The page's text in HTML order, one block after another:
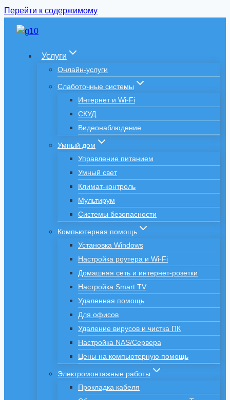
Перейти к содержимому
Услуги
Онлайн-услуги
Слаботочные системы
Интернет и Wi-Fi
СКУД
Видеонаблюдение
Умный дом
Управление питанием
Умный свет
Климат-контроль
Мультирум
Системы безопасности
Компьютерная помощь
Установка Windows
Настройка роутера и Wi-Fi
Домашняя сеть и интернет-розетки
Настройка Smart TV
Удаленная помощь
Для офисов
Удаление вирусов и чистка ПК
Настройка NAS/Сервера
Цены на компьютерную помощь
Электромонтажные работы
Прокладка кабеля